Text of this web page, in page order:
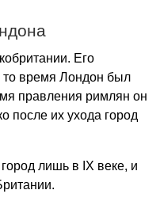
Его
то время Лондон был
правления римлян он
после их ухода город
лишь в IX веке, и